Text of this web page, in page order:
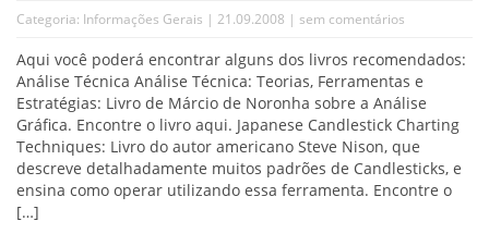
Categoria: Informações Gerais | 21.09.2008 | sem comentários
Aqui você poderá encontrar alguns dos livros recomendados:
Análise Técnica Análise Técnica: Teorias, Ferramentas e
Estratégias: Livro de Márcio de Noronha sobre a Análise
Gráfica. Encontre o livro aqui. Japanese Candlestick Charting
Techniques: Livro do autor americano Steve Nison, que
descreve detalhadamente muitos padrões de Candlesticks, e
ensina como operar utilizando essa ferramenta. Encontre o
[…]